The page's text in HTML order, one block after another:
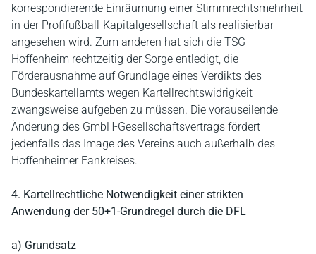
korrespondierende Einräumung einer Stimmrechtsmehrheit
in der Profifußball-Kapitalgesellschaft als realisierbar
angesehen wird. Zum anderen hat sich die TSG
Hoffenheim rechtzeitig der Sorge entledigt, die
Förderausnahme auf Grundlage eines Verdikts des
Bundeskartellamts wegen Kartellrechtswidrigkeit
zwangsweise aufgeben zu müssen. Die vorauseilende
Änderung des GmbH-Gesellschaftsvertrags fördert
jedenfalls das Image des Vereins auch außerhalb des
Hoffenheimer Fankreises.
4. Kartellrechtliche Notwendigkeit einer strikten
Anwendung der 50+1-Grundregel durch die DFL
a) Grundsatz